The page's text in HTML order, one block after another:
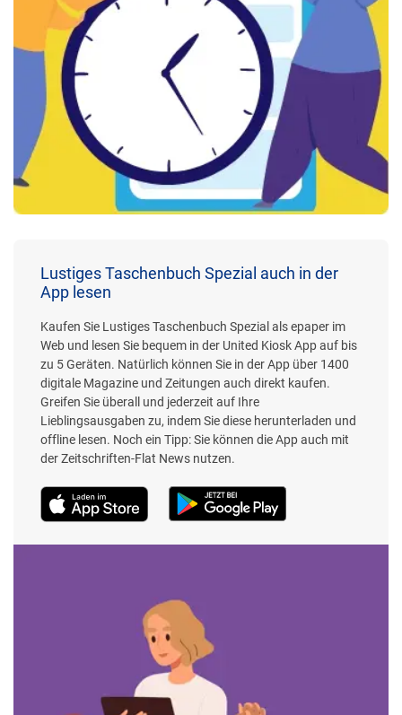
Lustiges Taschenbuch Spezial auch in der
App lesen
Kaufen Sie Lustiges Taschenbuch Spezial als epaper im
Web und lesen Sie bequem in der United Kiosk App auf bis
zu 5 Geräten. Natürlich können Sie in der App über 1400
digitale Magazine und Zeitungen auch direkt kaufen.
Greifen Sie überall und jederzeit auf Ihre
Lieblingsausgaben zu, indem Sie diese herunterladen und
offline lesen. Noch ein Tipp: Sie können die App auch mit
der Zeitschriften-Flat News nutzen.